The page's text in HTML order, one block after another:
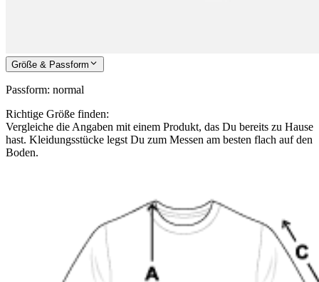
Größe & Passform
Passform: normal
Richtige Größe finden:
Vergleiche die Angaben mit einem Produkt, das Du bereits zu Hause
hast. Kleidungsstücke legst Du zum Messen am besten flach auf den
Boden.